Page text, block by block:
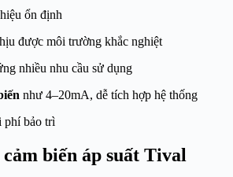
ổn định
được môi trường khắc nghiệt
nhiều nhu cầu sử dụng
như 4–20mA, dễ tích hợp hệ thống
phí bảo trì
biến áp suất Tival